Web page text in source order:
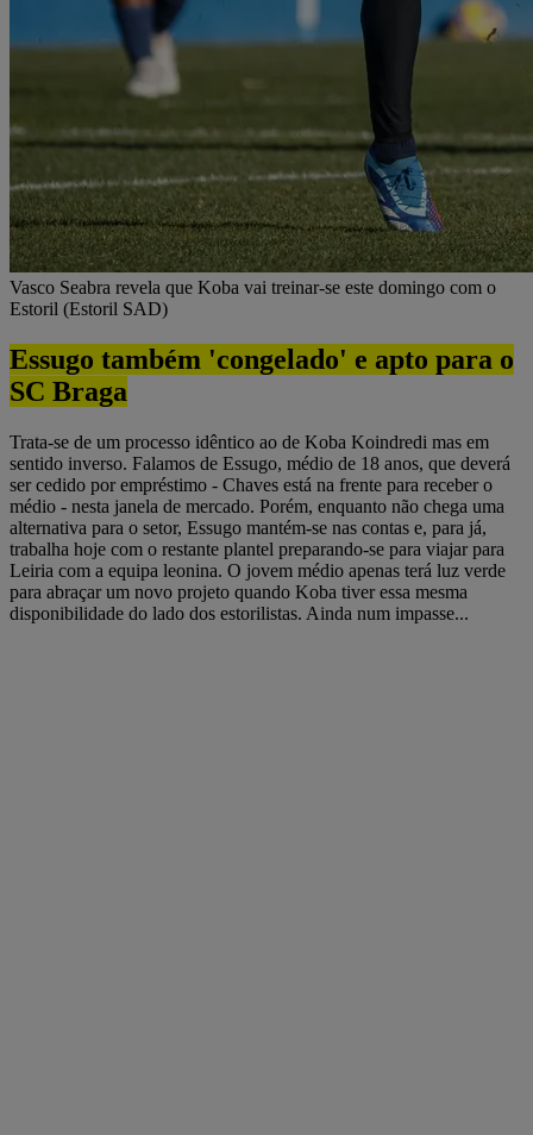
Vasco Seabra revela que Koba vai treinar-se este domingo com o
Estoril (Estoril SAD)
Essugo também 'congelado' e apto para o
SC Braga
Trata-se de um processo idêntico ao de Koba Koindredi mas em
sentido inverso. Falamos de Essugo, médio de 18 anos, que deverá
ser cedido por empréstimo - Chaves está na frente para receber o
médio - nesta janela de mercado. Porém, enquanto não chega uma
alternativa para o setor, Essugo mantém-se nas contas e, para já,
trabalha hoje com o restante plantel preparando-se para viajar para
Leiria com a equipa leonina. O jovem médio apenas terá luz verde
para abraçar um novo projeto quando Koba tiver essa mesma
disponibilidade do lado dos estorilistas. Ainda num impasse...